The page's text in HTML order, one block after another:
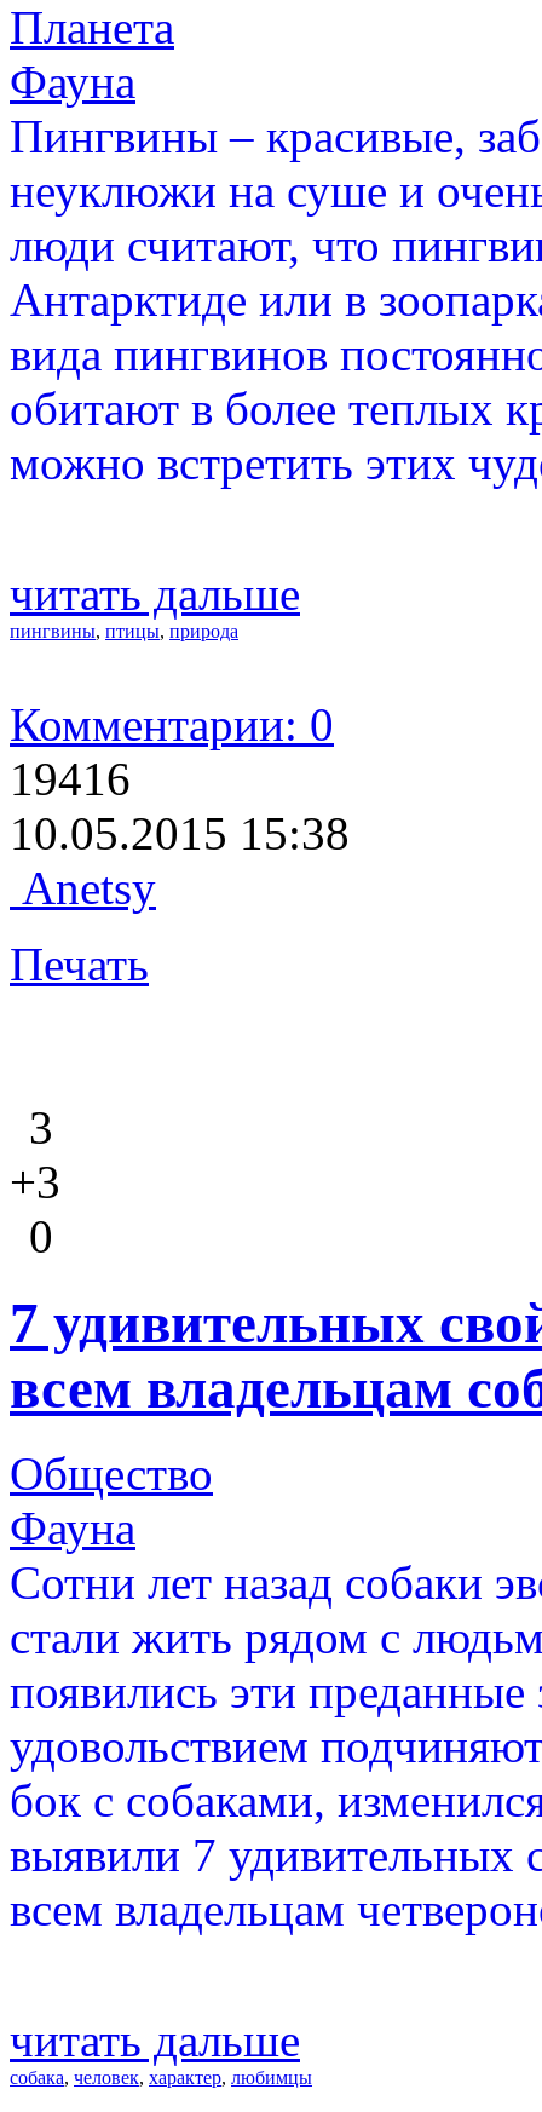
Планета
Фауна
Пингвины – красивые,
неуклюжи на суше и
люди считают, что
Антарктиде или в
вида пингвинов
обитают в более теплых
можно встретить этих
читать дальше
пингвины, птицы, природа
Комментарии: 0
19416
10.05.2015 15:38
Anetsy
Печать
3
+3
0
7 удивительных
всем владельцам
Общество
Фауна
Сотни лет назад собаки
стали жить рядом с
появились эти
удовольствием
бок с собаками,
выявили 7 удивительных
всем владельцам
читать дальше
собака, человек, характер, любимцы